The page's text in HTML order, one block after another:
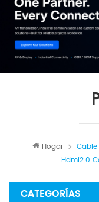
Hogar Cable
Hdmi2.0
CATEGORÍAS